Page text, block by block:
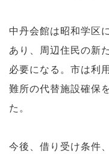
中丹会館は昭和学区
あり、周辺住民の新
必要になる。市は利
難所の代替施設確保
た。
今後、借り受け条件